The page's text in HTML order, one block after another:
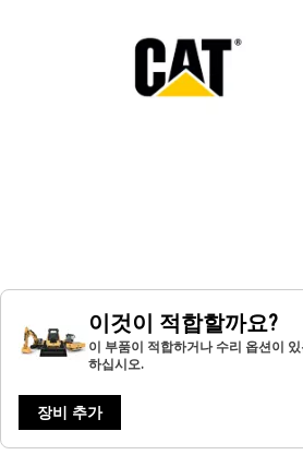
이것이 적합할까요?
이 부품이 적합하거나 수리 옵션이
하십시오.
장비 추가